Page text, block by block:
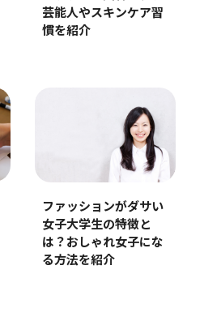
芸能人やスキンケア習
慣を紹介
ファッションがダサい
女子大学生の特徴と
は？おしゃれ女子にな
る方法を紹介